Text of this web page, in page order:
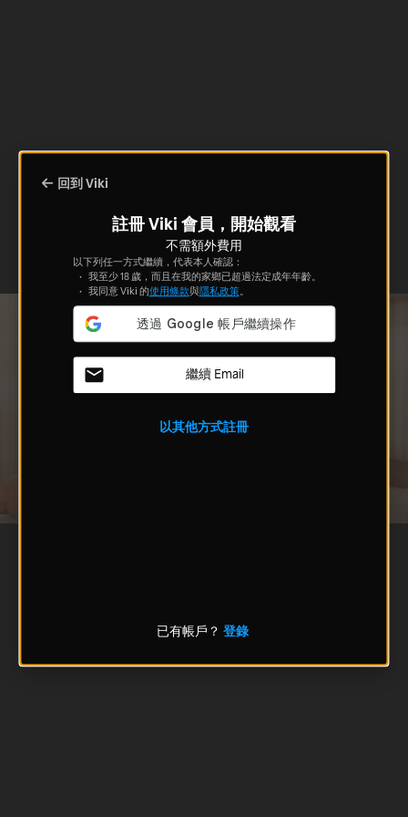
回到 Viki
註冊 Viki 會員，開始觀看
不需額外費用
以下列任一方式繼續，代表本人確認：
我至少 18 歲，而且在我的家鄉已超過法定成年年齡。
我同意 Viki 的使用條款與隱私政策。
繼續 Email
以其他方式註冊
已有帳戶？ 登錄